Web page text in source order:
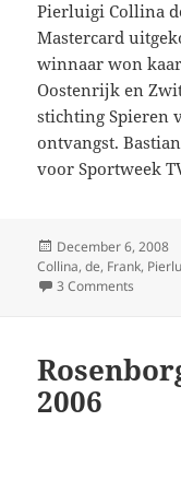
Pierluigi Collina
Mastercard
winnaar won
Oostenrijk en
stichting Spieren
ontvangst.
voor Sportweek
Posted
on
December 6, 2008
Collina,de, Frank,
3 Comments
2006